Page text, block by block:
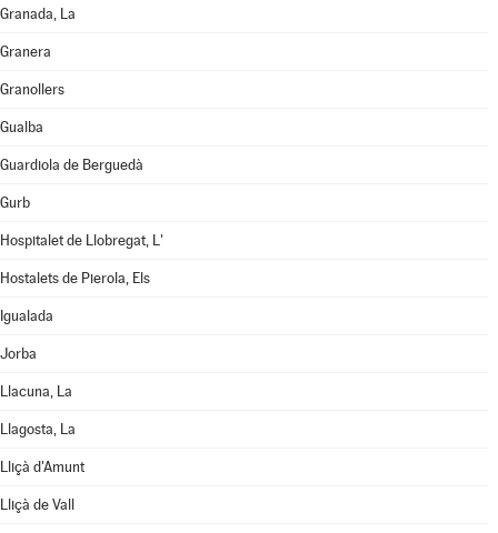
Granada, La
Granera
Granollers
Gualba
Guardiola de Berguedà
Gurb
Hospitalet de Llobregat, L'
Hostalets de Pierola, Els
Igualada
Jorba
Llacuna, La
Llagosta, La
Lliçà d'Amunt
Lliçà de Vall